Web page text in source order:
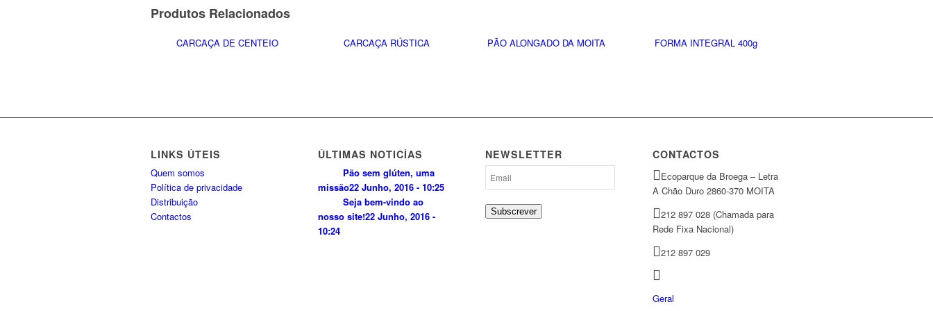
Produtos Relacionados
CARCAÇA DE CENTEIO CARCAÇA RÚSTICA PÃO ALONGADO DA MOITA FORMA INTEGRAL 400g
LINKS ÚTEIS
Quem somos
Política de privacidade
Distribuição
Contactos
ÚLTIMAS NOTICÍAS
Pão sem glúten, uma
missão22 Junho, 2016 - 10:25
Seja bem-vindo ao
nosso site!22 Junho, 2016 -
10:24
NEWSLETTER
Subscrever
CONTACTOS
Ecoparque da Broega – Letra
A Chão Duro 2860-370 MOITA
212 897 028 (Chamada para
Rede Fixa Nacional)
212 897 029
Geral